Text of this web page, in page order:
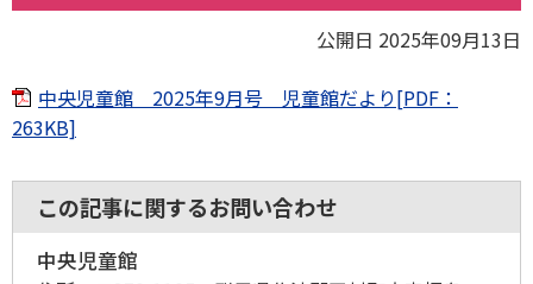
公開日 2025年09月13日
中央児童館 2025年9月号 児童館だより[PDF：
263KB]
この記事に関するお問い合わせ
中央児童館